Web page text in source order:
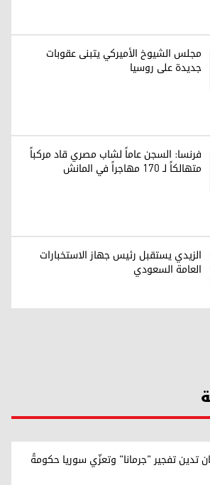
مجلس الشيوخ الأميركي يتبنى عقوبات
جديدة على روسيا
فرنسا: السجن عاماً لشاب مصري قاد مركباً
متهالكاً لـ 170 مهاجراً في المانش
الزيدي يستقبل رئيس جهاز الاستخبارات
العامة السعودي
تدين تفجير "جرمانا" وتعزّي سوريا حكومةً